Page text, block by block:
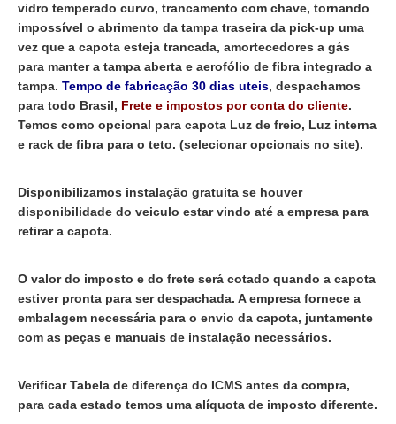
vidro temperado curvo, trancamento com chave, tornando
impossível o abrimento da tampa traseira da pick-up uma
vez que a capota esteja trancada, amortecedores a gás
para manter a tampa aberta e aerofólio de fibra integrado a
tampa. Tempo de fabricação 30 dias uteis, despachamos
para todo Brasil, Frete e impostos por conta do cliente.
Temos como opcional para capota Luz de freio, Luz interna
e rack de fibra para o teto. (selecionar opcionais no site).
Disponibilizamos instalação gratuita se houver
disponibilidade do veiculo estar vindo até a empresa para
retirar a capota.
O valor do imposto e do frete será cotado quando a capota
estiver pronta para ser despachada. A empresa fornece a
embalagem necessária para o envio da capota, juntamente
com as peças e manuais de instalação necessários.
Verificar Tabela de diferença do ICMS antes da compra,
para cada estado temos uma alíquota de imposto diferente.